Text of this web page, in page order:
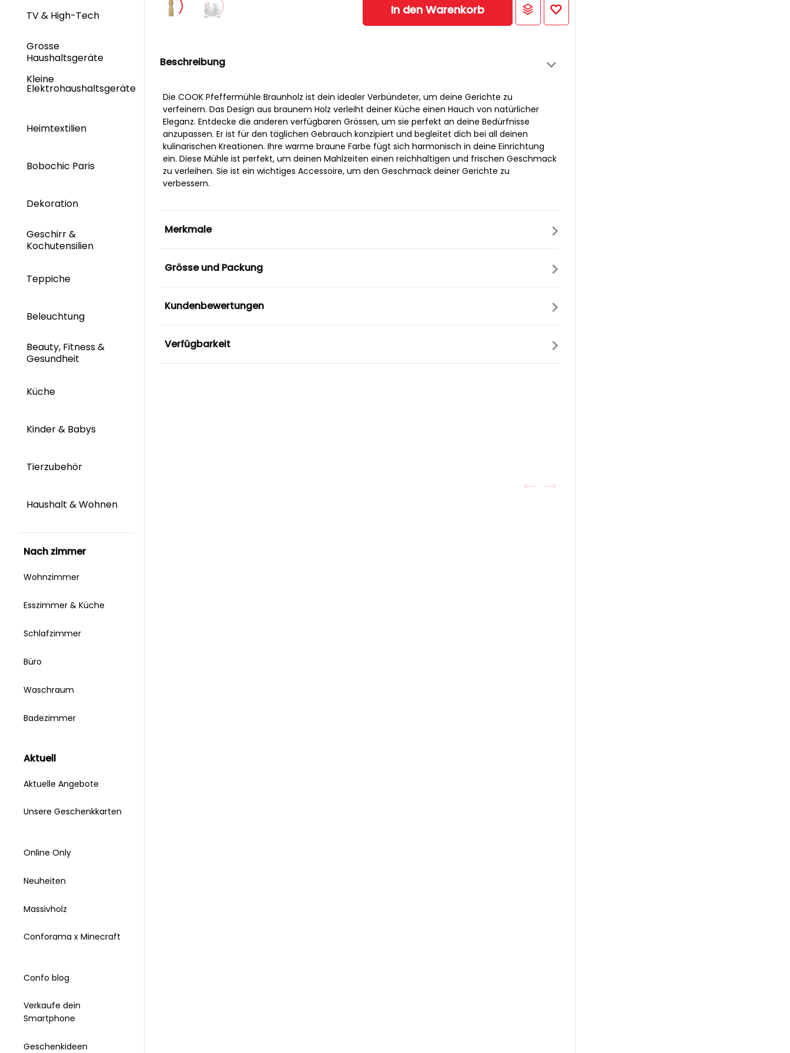
TV & High-Tech
Grosse
Haushaltsgeräte
Kleine
Elektrohaushaltsgeräte
Heimtextilien
Bobochic Paris
Dekoration
Geschirr &
Kochutensilien
Teppiche
Beleuchtung
Beauty, Fitness &
Gesundheit
Küche
Kinder & Babys
Tierzubehör
Haushalt & Wohnen
nach zimmer
Wohnzimmer
Esszimmer & Küche
Schlafzimmer
Büro
Waschraum
Badezimmer
aktuell
Aktuelle Angebote
Unsere Geschenkkarten
Online Only
Neuheiten
Massivholz
Conforama x Minecraft
Confo blog
Verkaufe dein
Smartphone
Geschenkideen
In den Warenkorb
Beschreibung
Die COOK Pfeffermühle Braunholz ist dein idealer Verbündeter, um deine Gerichte zu
verfeinern. Das Design aus braunem Holz verleiht deiner Küche einen Hauch von natürlicher
Eleganz. Entdecke die anderen verfügbaren Grössen, um sie perfekt an deine Bedürfnisse
anzupassen. Er ist für den täglichen Gebrauch konzipiert und begleitet dich bei all deinen
kulinarischen Kreationen. Ihre warme braune Farbe fügt sich harmonisch in deine Einrichtung
ein. Diese Mühle ist perfekt, um deinen Mahlzeiten einen reichhaltigen und frischen Geschmack
zu verleihen. Sie ist ein wichtiges Accessoire, um den Geschmack deiner Gerichte zu
verbessern.
Merkmale
Grösse und Packung
Kundenbewertungen
Verfügbarkeit